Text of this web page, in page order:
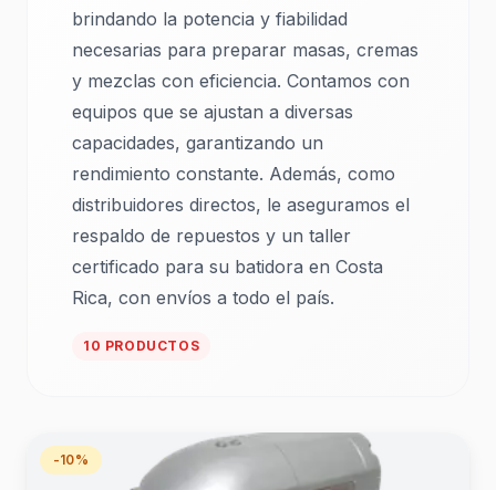
brindando la potencia y fiabilidad
necesarias para preparar masas, cremas
y mezclas con eficiencia. Contamos con
equipos que se ajustan a diversas
capacidades, garantizando un
rendimiento constante. Además, como
distribuidores directos, le aseguramos el
respaldo de repuestos y un taller
certificado para su batidora en Costa
Rica, con envíos a todo el país.
10 PRODUCTOS
-10%